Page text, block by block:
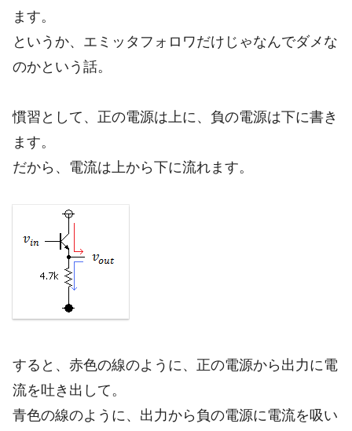
ます。
というか、エミッタフォロワだけじゃなんでダメな
のかという話。
慣習として、正の電源は上に、負の電源は下に書き
ます。
だから、電流は上から下に流れます。
すると、赤色の線のように、正の電源から出力に電
流を吐き出して。
青色の線のように、出力から負の電源に電流を吸い